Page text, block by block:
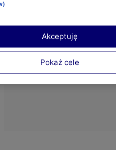
Pokaż cele
Akceptuję